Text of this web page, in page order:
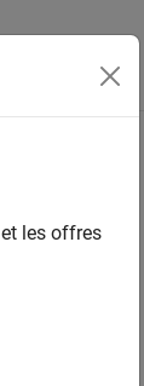
les offres